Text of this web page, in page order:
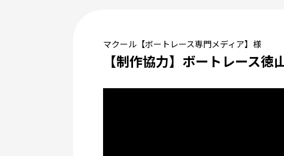
マクール【ボートレース専門メディア】様
【制作協力】ボートレース徳